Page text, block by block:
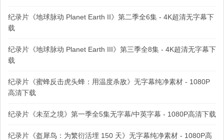
纪录片《地球脉动 Planet Earth II》第二季全6集 - 4K超清无字幕下
载
纪录片《地球脉动 Planet Earth III》第三季全8集 - 4K超清无字幕下
载
纪录片《蜜蜂反击虎头蜂：用温度杀敌》无字幕纯净素材 - 1080P
高清下载
纪录片《未至之境》第一季全5集无字幕/中英字幕 - 1080P高清下载
纪录片《盔犀鸟：为繁衍活埋 150 天》无字幕纯净素材 - 1080P高